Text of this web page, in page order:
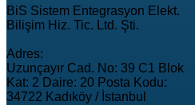
BiS Sistem Entegrasyon Elekt.
Bilişim Hiz. Tic. Ltd. Şti.
Adres:
Uzunçayır Cad. No: 39 C1 Blok
Kat: 2 Daire: 20 Posta Kodu:
34722 Kadıköy / İstanbul